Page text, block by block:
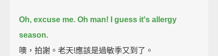
Oh, excuse me. Oh man! I guess it's allergy
season.
噢，拍謝。老天!應該是過敏季又到了。